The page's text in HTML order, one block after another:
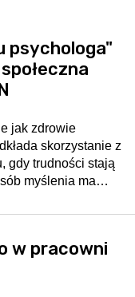
psychologa"
jak zdrowie
skorzystanie z
gdy trudności stają
myślenia ma…
w pracowni